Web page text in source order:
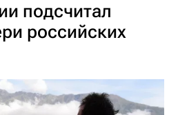
подсчитал
российских